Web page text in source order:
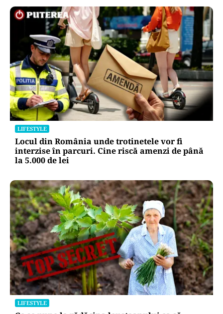
LIFESTYLE
Locul din România unde trotinetele vor fi
interzise în parcuri. Cine riscă amenzi de până
la 5.000 de lei
LIFESTYLE